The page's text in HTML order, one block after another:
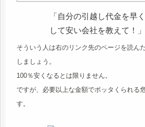
「自分の引越し代金を早
して安い会社を教えて！」
そういう人は右のリンク先のページを読ん
しましょう。
100％安くなるとは限りません。
ですが、必要以上な金額でボッタくられる
す。